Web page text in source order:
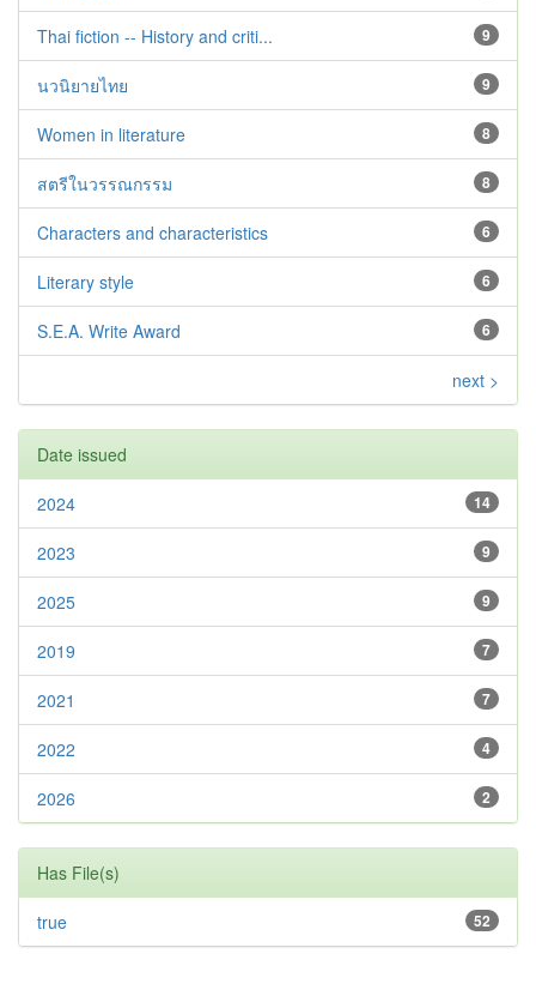
9
Thai fiction -- History and criti...
9
นวนิยายไทย
8
Women in literature
8
สตรีในวรรณกรรม
6
Characters and characteristics
6
Literary style
6
S.E.A. Write Award
next >
Date issued
14
2024
9
2023
9
2025
7
2019
7
2021
4
2022
2
2026
Has File(s)
52
true